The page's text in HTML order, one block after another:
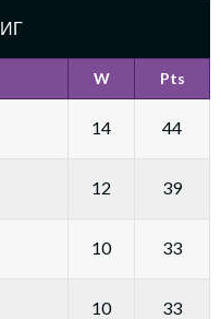
W Pts
14 44
12 39
10 33
10 33